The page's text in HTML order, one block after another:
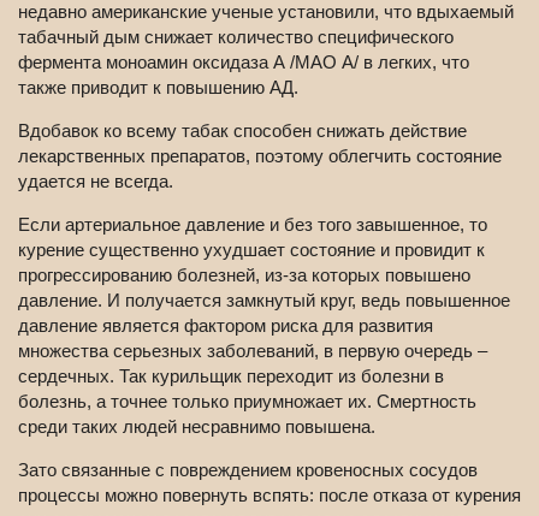
недавно американские ученые установили, что вдыхаемый
табачный дым снижает количество специфического
фермента моноамин оксидаза А /МАО А/ в легких, что
также приводит к повышению АД.
Вдобавок ко всему табак способен снижать действие
лекарственных препаратов, поэтому облегчить состояние
удается не всегда.
Если артериальное давление и без того завышенное, то
курение существенно ухудшает состояние и провидит к
прогрессированию болезней, из-за которых повышено
давление. И получается замкнутый круг, ведь повышенное
давление является фактором риска для развития
множества серьезных заболеваний, в первую очередь –
сердечных. Так курильщик переходит из болезни в
болезнь, а точнее только приумножает их. Смертность
среди таких людей несравнимо повышена.
Зато связанные с повреждением кровеносных сосудов
процессы можно повернуть вспять: после отказа от курения